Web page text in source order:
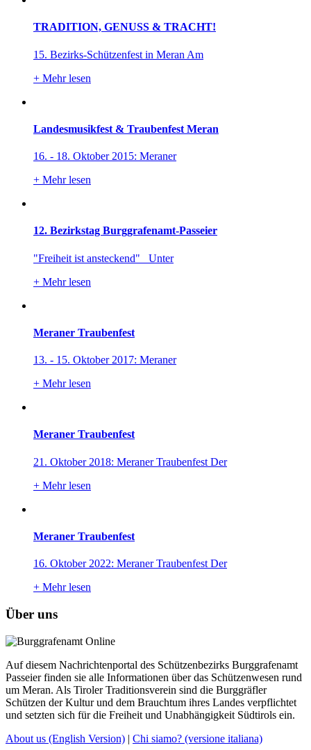
TRADITION, GENUSS & TRACHT!
15. Bezirks-Schützenfest in Meran Am
+ Mehr lesen
Landesmusikfest & Traubenfest Meran
16. - 18. Oktober 2015: Meraner
+ Mehr lesen
12. Bezirkstag Burggrafenamt-Passeier
"Freiheit ist ansteckend" Unter
+ Mehr lesen
Meraner Traubenfest
13. - 15. Oktober 2017: Meraner
+ Mehr lesen
Meraner Traubenfest
21. Oktober 2018: Meraner Traubenfest Der
+ Mehr lesen
Meraner Traubenfest
16. Oktober 2022: Meraner Traubenfest Der
+ Mehr lesen
Über uns
Auf diesem Nachrichtenportal des Schützenbezirks Burggrafenamt
Passeier finden sie alle Informationen über das Schützenwesen rund
um Meran. Als Tiroler Traditionsverein sind die Burggräfler
Schützen der Kultur und dem Brauchtum ihres Landes verpflichtet
und setzten sich für die Freiheit und Unabhängigkeit Südtirols ein.
About us (English Version) | Chi siamo? (versione italiana)